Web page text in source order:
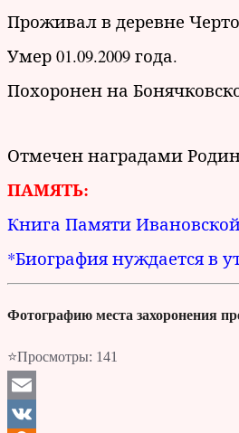
Проживал в деревне
Умер 01.09.2009 года.
Похоронен на
Отмечен наградами
ПАМЯТЬ:
Книга Памяти
*Биография нуждается в
Фотографию места захоронения
⭐Просмотры: 141
Email